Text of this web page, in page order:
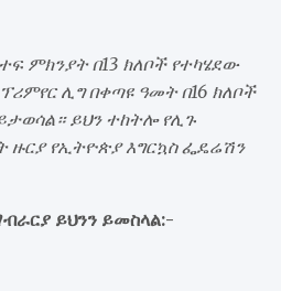
ምክንያት በ13 ክለቦች የተካሄደው
ሊግ በቀጣዩ ዓመት በ16 ክለቦች
ይህን ተከትሎ የሊጉ
የኢትዮጵያ እግርኳስ ፌዴሬሽን
ይህንን ይመስላል:-